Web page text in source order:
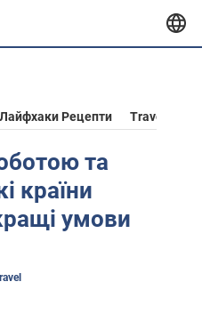
Лайфхаки Рецепти Travel
та
країни
умови